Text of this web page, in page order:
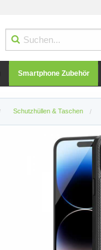
Smartphone Zubehör
Schutzhüllen & Taschen